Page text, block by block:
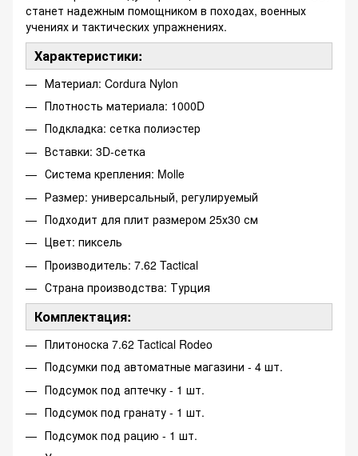
станет надежным помощником в походах, военных
учениях и тактических упражнениях.
Характеристики:
Материал: Cordura Nylon
Плотность материала: 1000D
Подкладка: сетка полиэстер
Вставки: 3D-сетка
Система крепления: Molle
Размер: универсальный, регулируемый
Подходит для плит размером 25х30 см
Цвет: пиксель
Производитель: 7.62 Tactical
Страна производства: Турция
Комплектация:
Плитоноска 7.62 Tactical Rodeo
Подсумки под автоматные магазини - 4 шт.
Подсумок под аптечку - 1 шт.
Подсумок под гранату - 1 шт.
Подсумок под рацию - 1 шт.